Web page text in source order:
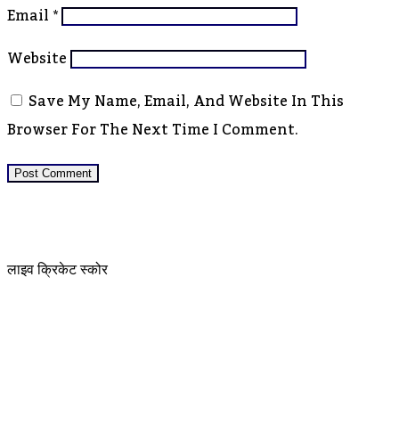
Email*
Website
Save My Name, Email, And Website In This
Browser For The Next Time I Comment.
लाइव क्रिकेट स्कोर